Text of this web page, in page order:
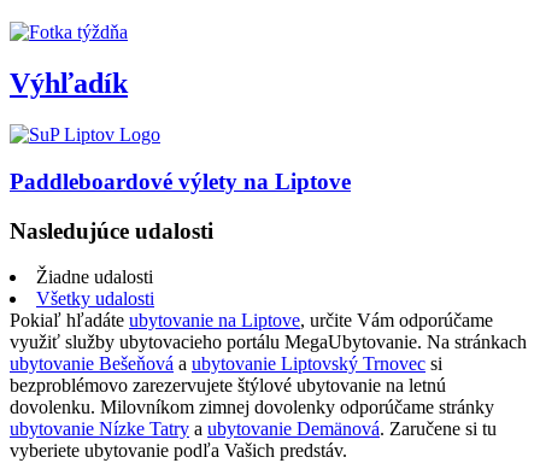
Výhľadík
Paddleboardové výlety na Liptove
Nasledujúce udalosti
Žiadne udalosti
Všetky udalosti
Pokiaľ hľadáte ubytovanie na Liptove, určite Vám odporúčame
využiť služby ubytovacieho portálu MegaUbytovanie. Na stránkach
ubytovanie Bešeňová a ubytovanie Liptovský Trnovec si
bezproblémovo zarezervujete štýlové ubytovanie na letnú
dovolenku. Milovníkom zimnej dovolenky odporúčame stránky
ubytovanie Nízke Tatry a ubytovanie Demänová. Zaručene si tu
vyberiete ubytovanie podľa Vašich predstáv.